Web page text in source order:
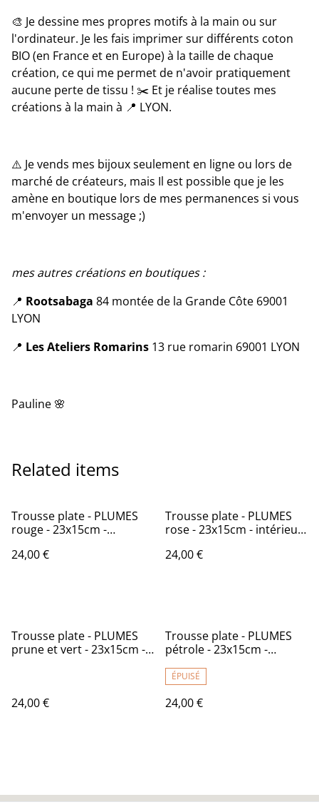
🎨 Je dessine mes propres motifs à la main ou sur
l'ordinateur. Je les fais imprimer sur différents coton
BIO (en France et en Europe) à la taille de chaque
création, ce qui me permet de n'avoir pratiquement
aucune perte de tissu ! ✂️ Et je réalise toutes mes
créations à la main à 📍 LYON.
⚠️ Je vends mes bijoux seulement en ligne ou lors de
marché de créateurs, mais Il est possible que je les
amène en boutique lors de mes permanences si vous
m'envoyer un message ;)
mes autres créations en boutiques :
📍 Rootsabaga 84 montée de la Grande Côte 69001
LYON
📍 Les Ateliers Romarins 13 rue romarin 69001 LYON
Pauline 🌸
Related items
Trousse plate - PLUMES
rouge - 23x15cm -
24,00 €
Trousse plate - PLUMES
rose - 23x15cm - intérieur
24,00 €
Trousse plate - PLUMES
prune et vert - 23x15cm -
24,00 €
Trousse plate - PLUMES
pétrole - 23x15cm -
ÉPUISÉ
24,00 €